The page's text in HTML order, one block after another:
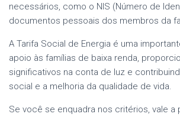
necessários, como o NIS (Número de
documentos pessoais dos membros da
A Tarifa Social de Energia é uma
apoio às famílias de baixa renda,
significativos na conta de luz e
social e a melhoria da qualidade de vida.
Se você se enquadra nos critérios, vale a